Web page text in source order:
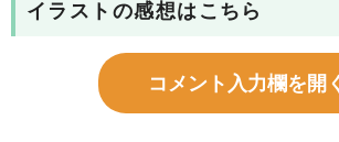
イラストの感想はこちら
コメント入力欄を開く